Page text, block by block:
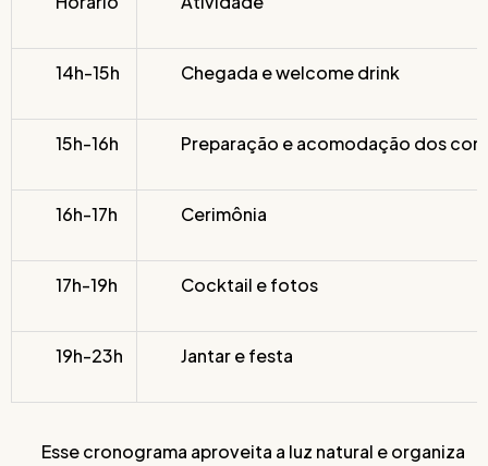
14h-15h Chegada e welcome drink
15h-16h Preparação e acomodação dos
16h-17h Cerimônia
17h-19h Cocktail e fotos
19h-23h Jantar e festa
Esse cronograma aproveita a luz natural e organiza